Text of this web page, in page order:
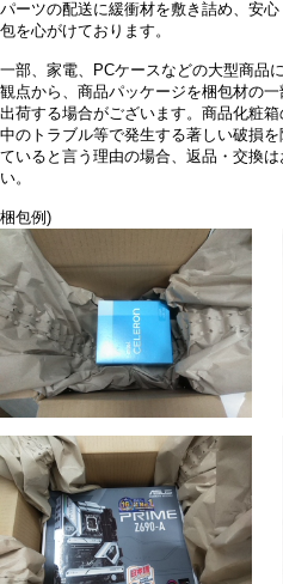
パーツの配送に緩衝材を敷き詰め、安
包を心がけております。
一部、家電、PCケースなどの大型商品
観点から、商品パッケージを梱包材の
出荷する場合がございます。商品化粧
中のトラブル等で発生する著しい破損
ていると言う理由の場合、返品・交換
い。
梱包例)